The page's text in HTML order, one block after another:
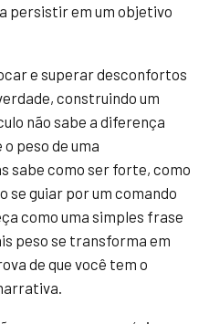
persistir em um objetivo
e superar desconfortos
construindo um
não sabe a diferença
peso de uma
sabe como ser forte, como
se guiar por um comando
como uma simples frase
peso se transforma em
de que você tem o